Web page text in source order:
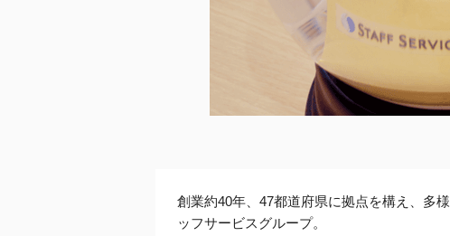
創業約40年、47都道府県に拠点を構え、多
ッフサービスグループ。